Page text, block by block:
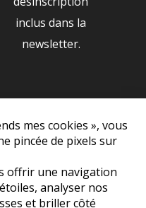
mes cookies », vous
pincée de pixels sur
offrir une navigation
analyser nos
et briller côté
inclus dans la
newsletter.
|